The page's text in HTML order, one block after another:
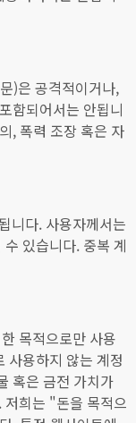
)은 공격적이거나,
함되어서는 안됩니
, 폭력 조장 혹은 자
니다. 사용자께서는
있습니다. 중복 계
목적으로만 사용
사용하지 않는 계정
혹은 금전 가치가
저희는 "돈을 목적으